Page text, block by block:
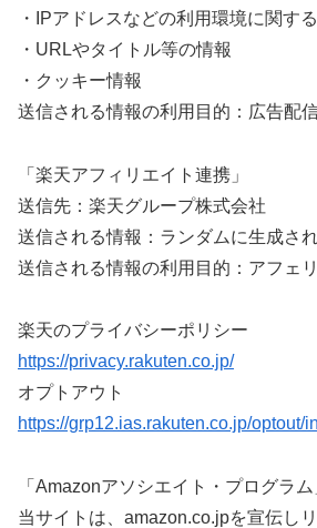
・IPアドレスなどの利用環境に関す
・URLやタイトル等の情報
・クッキー情報
送信される情報の利用目的：広告配
「楽天アフィリエイト連携」
送信先：楽天グループ株式会社
送信される情報：ランダムに生成さ
送信される情報の利用目的：アフェ
楽天のプライバシーポリシー
https://privacy.rakuten.co.jp/
オプトアウト
https://grp12.ias.rakuten.co.jp/optout/
「Amazonアソシエイト・プログラム
当サイトは、amazon.co.jpを宣伝し